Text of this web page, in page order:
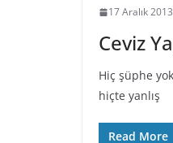
17 Aralık 2013
Ceviz
Hiç şüphe
hiçte yanlış
Read More